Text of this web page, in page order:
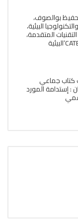
بوالصوف،
البیئیة،
المتقدمة،
كتاب جماعي
: إستدامة المورد